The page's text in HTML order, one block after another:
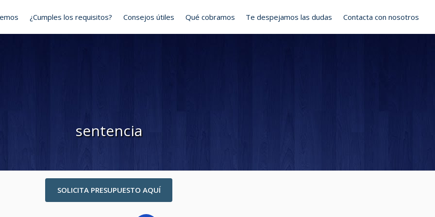
sentencia
SOLICITA PRESUPUESTO AQUÍ
¿Cumples los requisitos? Consejos útiles Qué cobramos Te despejamos las dudas Contacta con nosotros